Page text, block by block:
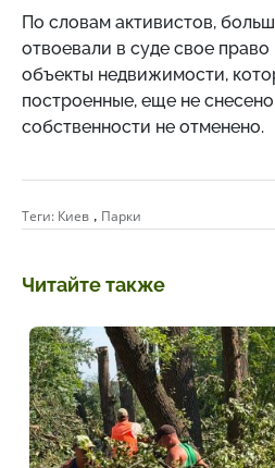
По словам активистов,
отвоевали в суде свое
объекты недвижимости,
построенные, еще не
собственности не отменено.
Теги: Киев , Парки
Читайте также